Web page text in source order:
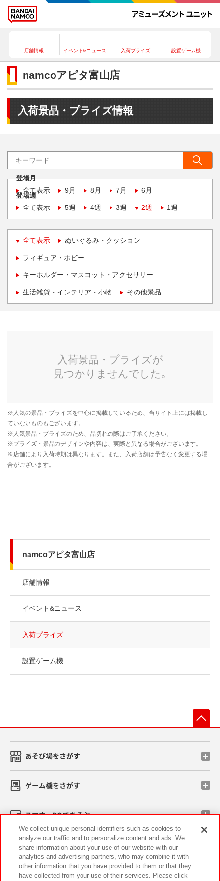
店舗情報 イベント&ニュース 入荷プライズ 設置ゲーム機
namcoアピタ富山店
入荷景品・プライズ情報
登場月
全て表示
9月 8月 7月 6月
登場週
全て表示
5週 4週 3週 2週 1週
全て表示 ぬいぐるみ・クッション
フィギュア・ホビー
キーホルダー・マスコット・アクセサリー
生活雑貨・インテリア・小物 その他景品
namcoアピタ富山店
店舗情報
イベント&ニュース
入荷プライズ
設置ゲーム機
あそび場をさがす
ゲーム機をさがす
スマホ・PCであそぶ
イベント・キャンペーン
We collect unique personal identifiers such as cookies to
analyze our traffic and to personalize content and ads. We
share information about your use of our website with our
analytics and advertising partners, who may combine it with
other information that you have provided to them or that they
have collected from your use of their services. Please click